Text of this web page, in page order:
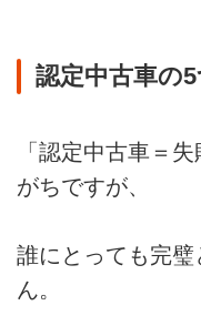
認定中古車の
「認定中古車＝
がちですが、
誰にとっても完
ん。